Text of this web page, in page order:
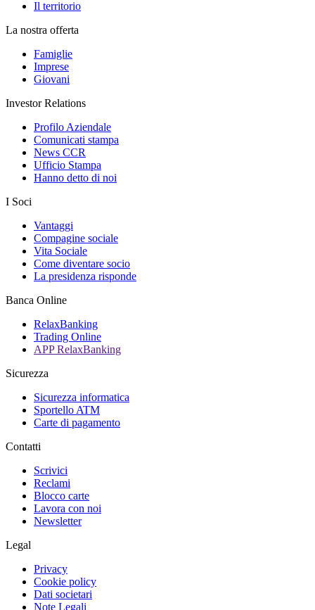
Il territorio
La nostra offerta
Famiglie
Imprese
Giovani
Investor Relations
Profilo Aziendale
Comunicati stampa
News CCR
Ufficio Stampa
Hanno detto di noi
I Soci
Vantaggi
Compagine sociale
Vita Sociale
Come diventare socio
La presidenza risponde
Banca Online
RelaxBanking
Trading Online
APP RelaxBanking
Sicurezza
Sicurezza informatica
Sportello ATM
Carte di pagamento
Contatti
Scrivici
Reclami
Blocco carte
Lavora con noi
Newsletter
Legal
Privacy
Cookie policy
Dati societari
Note Legali